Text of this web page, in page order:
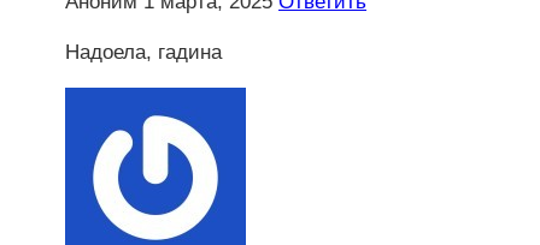
Надоела, гадина